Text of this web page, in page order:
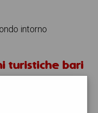
intorno
turistiche bari
app